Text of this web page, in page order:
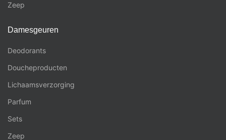
Zeep
Damesgeuren
Deodorants
Doucheproducten
Lichaamsverzorging
Parfum
Sets
Zeep